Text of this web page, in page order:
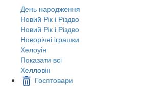
День народження
Новий Рік і Різдво
Новий Рік і Різдво
Новорічні іграшки
Хелоуін
Показати всі
Хелловін
Госптовари